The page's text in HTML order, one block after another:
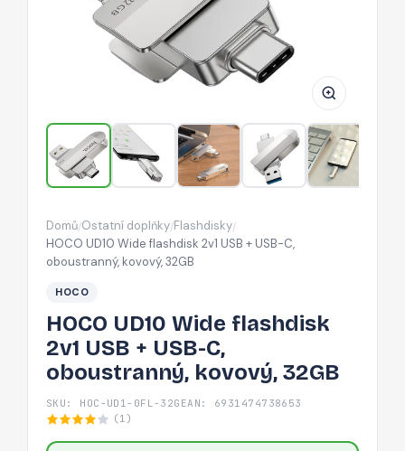
UD10
Wide
flashdisk
2v1
+
USB-
C,
oboustranný,
32GB
Domů/Ostatní doplňky/Flashdisky/
HOCO UD10 Wide flashdisk 2v1 USB + USB-C,
oboustranný, kovový, 32GB
HOCO
HOCO UD10 Wide flashdisk
2v1 USB + USB-C,
oboustranný, kovový, 32GB
SKU: HOC-UD1-0FL-32G EAN: 6931474738653
(1)